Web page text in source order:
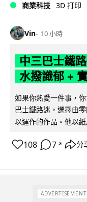
商業科技 3D 打印
Vin 10 小時
中三巴士鐵
水撥識郁 +
如果你熱愛一件事，
巴士鐵路迷，選擇由
以運作的作品。他以
108 7 ↗ 分
ADVERTISEMENT